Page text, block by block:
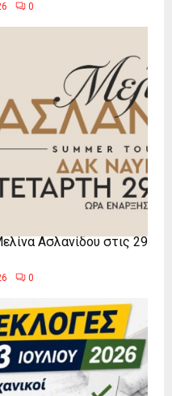
0
Ασλανίδου στις 29
0